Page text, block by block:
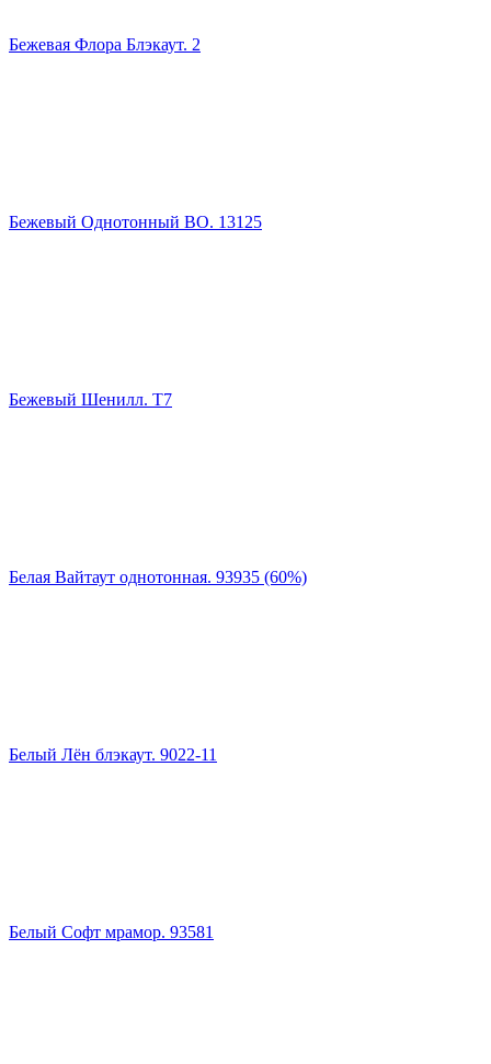
Бежевая Флора Блэкаут. 2
Бежевый Однотонный ВО. 13125
Бежевый Шенилл. Т7
Белая Вайтаут однотонная. 93935 (60%)
Белый Лён блэкаут. 9022-11
Белый Софт мрамор. 93581